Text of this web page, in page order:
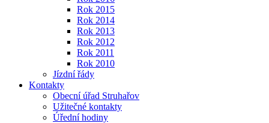
Rok 2015
Rok 2014
Rok 2013
Rok 2012
Rok 2011
Rok 2010
Jízdní řády
Kontakty
Obecní úřad Struhařov
Užitečné kontakty
Úřední hodiny